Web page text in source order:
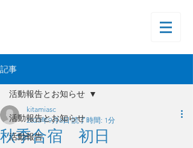
記事
活動報告とお知らせ
活動報告
活動報告とお知らせ
秋季合宿 初日
kitamiasc
2023年9月6日 読了時間: 1分